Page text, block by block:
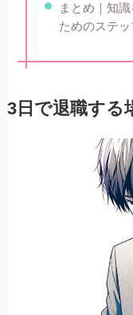
まとめ｜知
ためのステ
3日で退職する